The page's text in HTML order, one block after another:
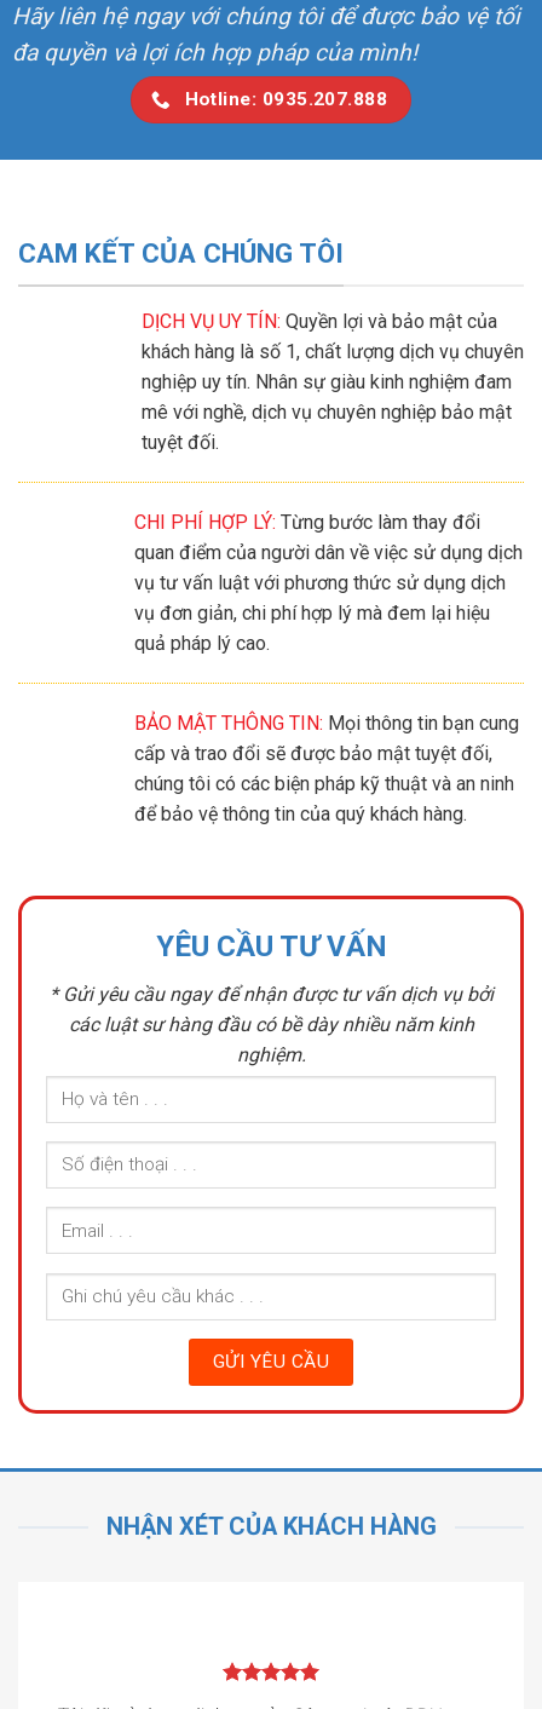
Hãy liên hệ ngay với chúng tôi để được bảo vệ tối
đa quyền và lợi ích hợp pháp của mình!
Hotline: 0935.207.888
CAM KẾT CỦA CHÚNG TÔI
DỊCH VỤ UY TÍN: Quyền lợi và bảo mật của
khách hàng là số 1, chất lượng dịch vụ chuyên
nghiệp uy tín. Nhân sự giàu kinh nghiệm đam
mê với nghề, dịch vụ chuyên nghiệp bảo mật
tuyệt đối.
CHI PHÍ HỢP LÝ: Từng bước làm thay đổi
quan điểm của người dân về việc sử dụng dịch
vụ tư vấn luật với phương thức sử dụng dịch
vụ đơn giản, chi phí hợp lý mà đem lại hiệu
quả pháp lý cao.
BẢO MẬT THÔNG TIN: Mọi thông tin bạn cung
cấp và trao đổi sẽ được bảo mật tuyệt đối,
chúng tôi có các biện pháp kỹ thuật và an ninh
để bảo vệ thông tin của quý khách hàng.
YÊU CẦU TƯ VẤN
* Gửi yêu cầu ngay để nhận được tư vấn dịch vụ bởi
các luật sư hàng đầu có bề dày nhiều năm kinh
nghiệm.
NHẬN XÉT CỦA KHÁCH HÀNG